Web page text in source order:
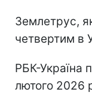
Землетрус,
четвертим в
РБК-Україна
лютого 2026